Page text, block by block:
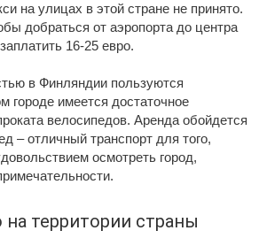
на улицах в этой стране не принято.
добраться от аэропорта до центра
16-25 евро.
в Финляндии пользуются
городе имеется достаточное
велосипедов. Аренда обойдется
– отличный транспорт для того,
осмотреть город,
территории страны